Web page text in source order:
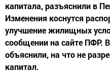
капитала, разъяснили в
Изменения коснутся
улучшение жилищных
сообщении на сайте ПФР.
объяснили, на что не
капитал.